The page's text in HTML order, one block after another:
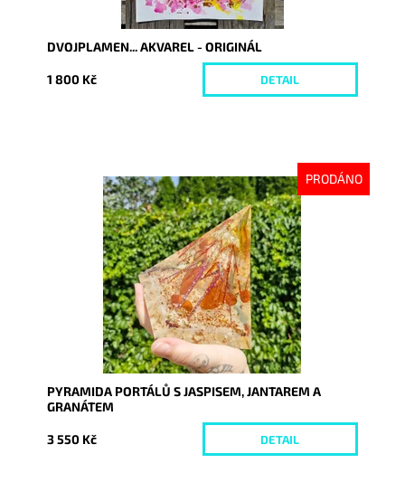
DVOJPLAMEN... AKVAREL - ORIGINÁL
1 800 Kč DETAIL
PRODÁNO
Dostupnost:
Vyprodáno
9378
PYRAMIDA PORTÁLŮ S JASPISEM, JANTAREM A
GRANÁTEM
3 550 Kč DETAIL